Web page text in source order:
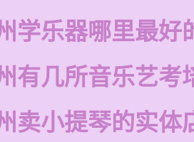
学乐器哪里最好
有几所音乐艺考
卖小提琴的实体